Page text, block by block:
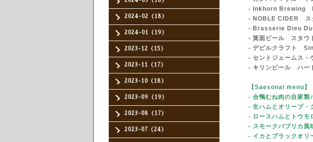
2024-02（18）
2024-01（19）
2023-12（15）
2023-11（17）
2023-10（18）
2023-09（19）
2023-08（17）
2023-07（24）
- Inkhorn Brewing
- NOBLE CIDER ス
- Brasserie Dieu
- 箕面ビール スタウ
- デビルクラフト
- セントジェームス・
- キリンビール ハー
【Saesonal menu 】
- 合鴨むね肉の自家
- 生ハムとオリーブ
- ロースハムとトウ
- スモークパプリカ
- イカとブラックオ